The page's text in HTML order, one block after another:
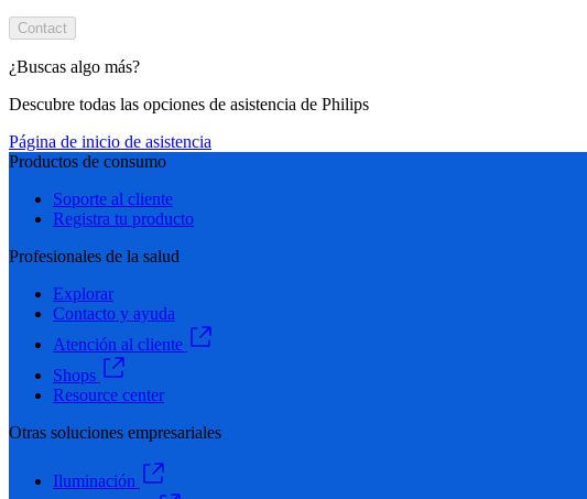
Contact
¿Buscas algo más?
Descubre todas las opciones de asistencia de Philips
Página de inicio de asistencia
Productos de consumo
Soporte al cliente
Registra tu producto
Profesionales de la salud
Explorar
Contacto y ayuda
Atención al cliente
Shops
Resource center
Otras soluciones empresariales
Iluminación